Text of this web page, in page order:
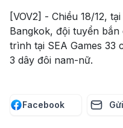
[VOV2] - Chiều 18/12,
Bangkok, đội tuyển
trình tại SEA Games 33
3 dây đôi nam-nữ.
Facebook